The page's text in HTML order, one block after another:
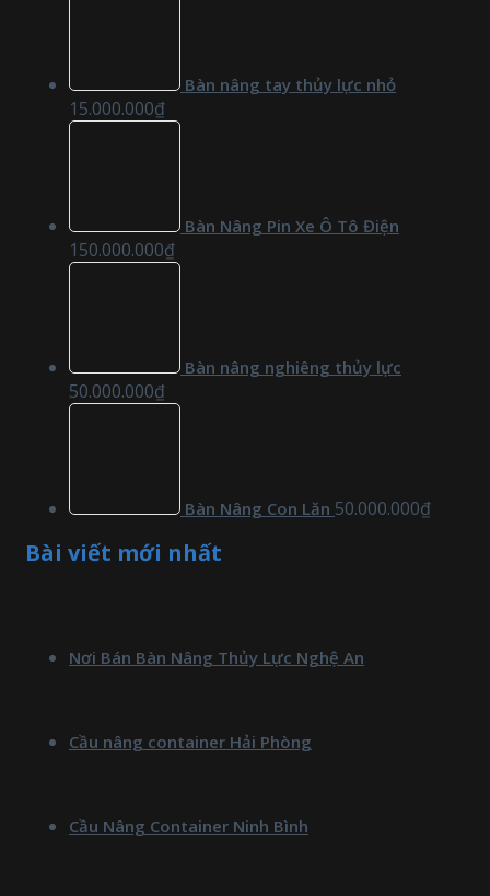
Bàn nâng tay thủy lực nhỏ
15.000.000₫
Bàn Nâng Pin Xe Ô Tô Điện
150.000.000₫
Bàn nâng nghiêng thủy lực
50.000.000₫
Bàn Nâng Con Lăn 50.000.000₫
Bài viết mới nhất
Nơi Bán Bàn Nâng Thủy Lực Nghệ An
Cầu nâng container Hải Phòng
Cầu Nâng Container Ninh Bình